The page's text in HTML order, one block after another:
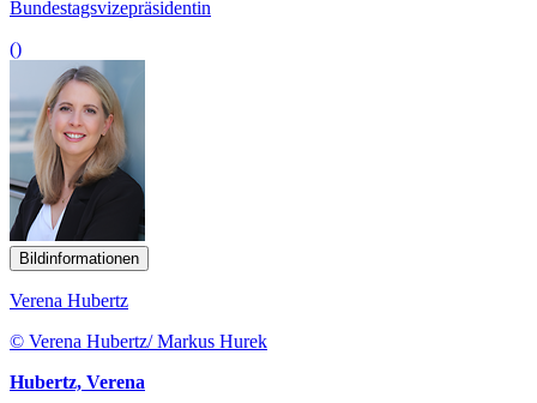
Bundestagsvizepräsidentin
()
Bildinformationen
Verena Hubertz
© Verena Hubertz/ Markus Hurek
Hubertz, Verena